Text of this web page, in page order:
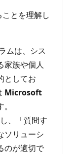
とを理解し
ムは、シス
家族や個人
としてお
Microsoft
、「質問す
ソリューシ
のが適切で